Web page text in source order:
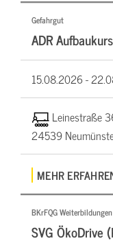
Gefahrgut
ADR
15.08.2026 -
Leinestraße
24539
MEHR
BKrFQG Weiterbildungen
SVG ÖkoDrive